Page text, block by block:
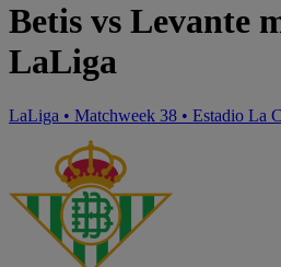
Betis vs Levante
LaLiga
LaLiga • Matchweek 38 • Estadio La